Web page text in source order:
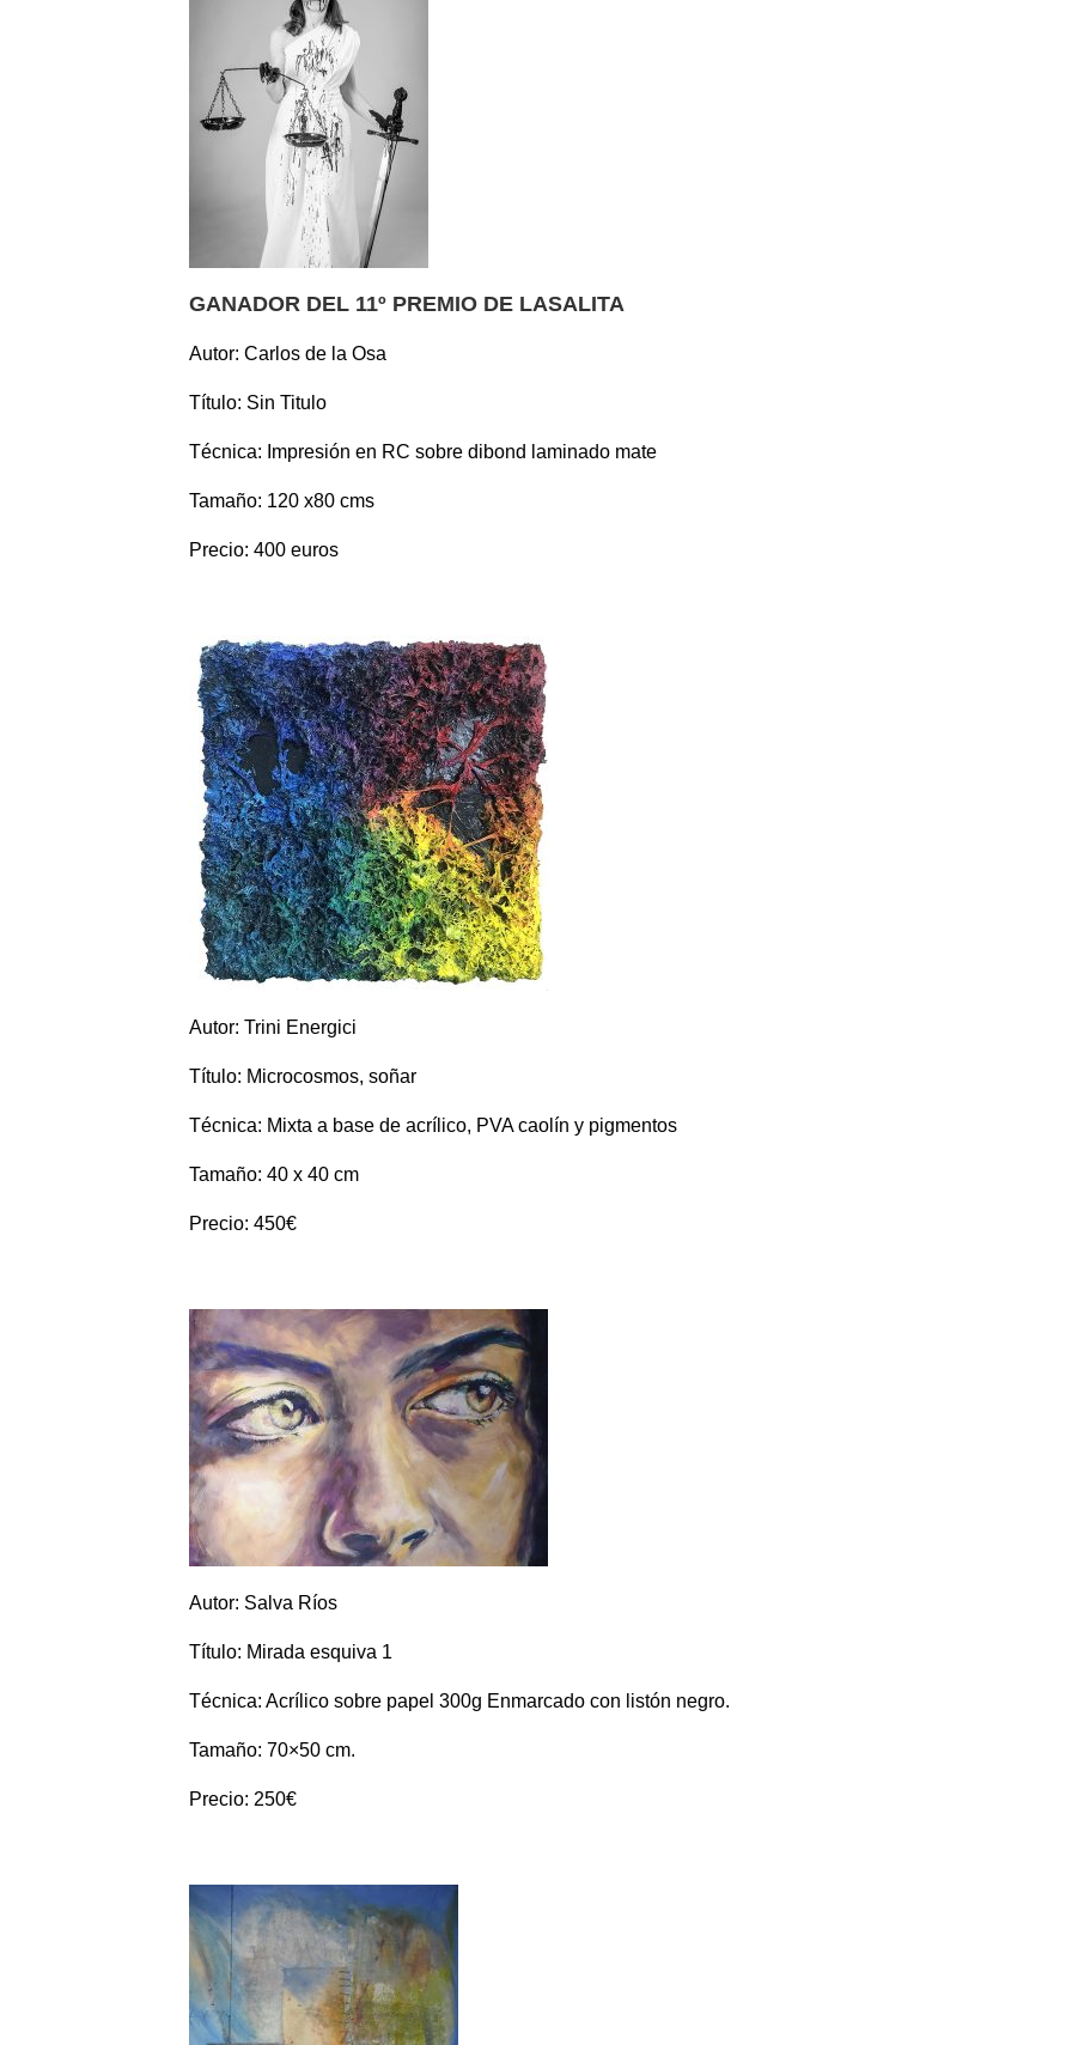
GANADOR DEL 11º PREMIO DE LASALITA
Autor: Carlos de la Osa
Título: Sin Titulo
Técnica: Impresión en RC sobre dibond laminado mate
Tamaño: 120 x80 cms
Precio: 400 euros
Autor: Trini Energici
Título: Microcosmos, soñar
Técnica: Mixta a base de acrílico, PVA caolín y pigmentos
Tamaño: 40 x 40 cm
Precio: 450€
Autor: Salva Ríos
Título: Mirada esquiva 1
Técnica: Acrílico sobre papel 300g Enmarcado con listón negro.
Tamaño: 70×50 cm.
Precio: 250€